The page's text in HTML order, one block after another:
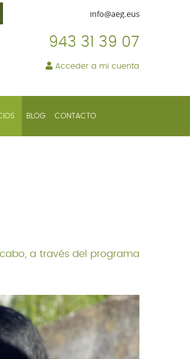
943 31 39 07
Acceder a mi cuenta
BLOG CONTACTO
a través del programa